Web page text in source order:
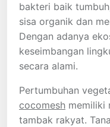
bakteri baik
sisa organik dan
Dengan adanya
keseimbangan
secara alami.
Pertumbuhan
cocomesh memiliki
tambak rakyat.